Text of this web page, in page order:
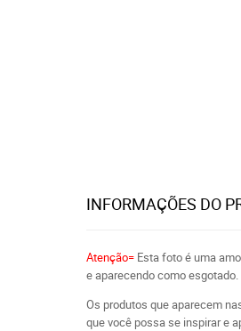
INFORMAÇÕES DO
Atenção= Esta foto é uma
e aparecendo como esgotado.
Os produtos que aparecem
que você possa se inspirar e